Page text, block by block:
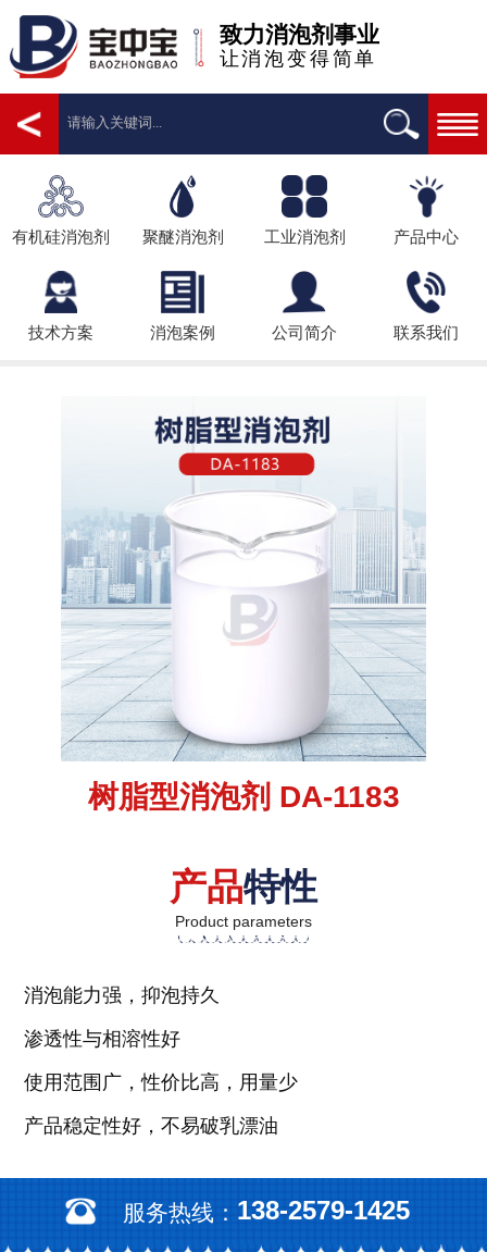
致力消泡剂事业
让消泡变得简单
有机硅消泡剂 聚醚消泡剂 工业消泡剂 产品中心
技术方案 消泡案例 公司简介 联系我们
树脂型消泡剂 DA-1183
产品特性
Product parameters
消泡能力强，抑泡持久
渗透性与相溶性好
使用范围广，性价比高，用量少
产品稳定性好，不易破乳漂油
服务热线： 138-2579-1425